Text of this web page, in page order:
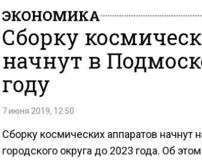
ЭКОНОМИКА
Сборку
начнут в
году
7 июня 2019, 12:50
Сборку космических аппаратов начнут
городского округа до 2023 года. Об